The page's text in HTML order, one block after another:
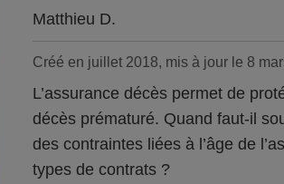
Matthieu D.
Créé en juillet 2018, mis à jour le 8
L’assurance décès permet de
décès prématuré. Quand faut-il
des contraintes liées à l’âge de
types de contrats ?